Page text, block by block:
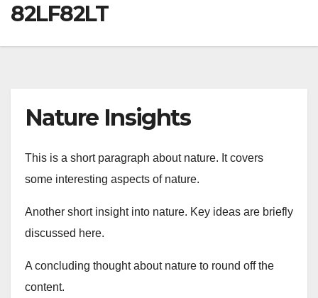
82LF82LT
Nature Insights
This is a short paragraph about nature. It covers
some interesting aspects of nature.
Another short insight into nature. Key ideas are briefly
discussed here.
A concluding thought about nature to round off the
content.